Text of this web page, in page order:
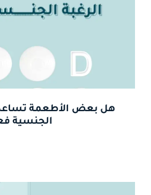
هل بعض الأطعمة تساعد
الجنسية